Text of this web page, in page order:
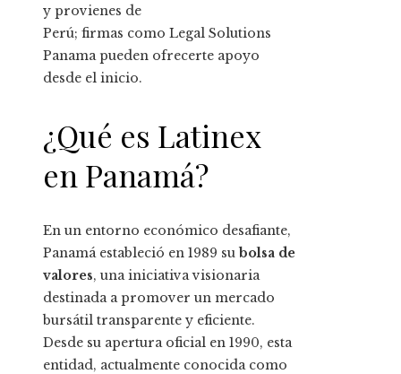
y provienes de
Perú; firmas como Legal Solutions
Panama pueden ofrecerte apoyo
desde el inicio.
¿Qué es Latinex
en Panamá?
En un entorno económico desafiante,
Panamá estableció en 1989 su bolsa de
valores, una iniciativa visionaria
destinada a promover un mercado
bursátil transparente y eficiente.
Desde su apertura oficial en 1990, esta
entidad, actualmente conocida como